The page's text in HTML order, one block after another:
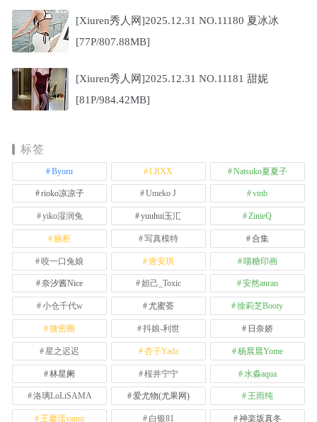
[Xiuren秀人网]2025.12.31 NO.11180 夏冰冰
[77P/807.88MB]
[Xiuren秀人网]2025.12.31 NO.11181 甜妮
[81P/984.42MB]
标签
Byoru LRXX Natsuko夏夏子
rioko凉凉子 Umeko J vmb
yiko湿润兔 yuuhui玉汇 ZinieQ
丽柜 写真模特 合集
咬一口兔娘 唐安琪 喵糖印画
奈汐酱Nice 妲己_Toxic 安然anran
小仓千代w 尤蜜荟 徐莉芝Booty
微密圈 抖娘-利世 日奈娇
星之迟迟 杏子Yada 杨晨晨Yome
林星阑 桜井宁宁 水淼aqua
洛璃LoLiSAMA 爱尤物(尤果网) 王雨纯
王馨瑶yanni 白银81 神楽坂真冬